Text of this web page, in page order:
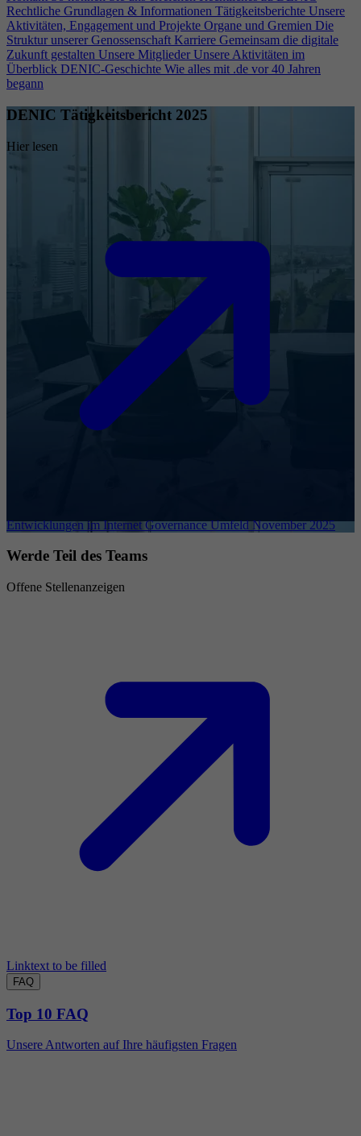
Rechtliche Grundlagen & Informationen Tätigkeitsberichte Unsere
Aktivitäten, Engagement und Projekte Organe und Gremien Die
Struktur unserer Genossenschaft Karriere Gemeinsam die digitale
Zukunft gestalten Unsere Mitglieder Unsere Aktivitäten im
Überblick DENIC-Geschichte Wie alles mit .de vor 40 Jahren
begann
DENIC Tätigkeitsbericht 2025
Hier lesen
Entwicklungen im Internet Governance Umfeld November 2025
Werde Teil des Teams
Offene Stellenanzeigen
Linktext to be filled
FAQ
Top 10 FAQ
Unsere Antworten auf Ihre häufigsten Fragen